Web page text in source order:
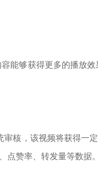
能够获得更多的播放
核，该视频将获得一
点赞率、转发量等数据。